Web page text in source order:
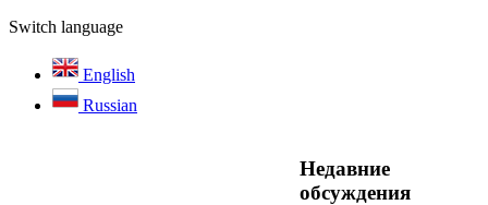
Switch language
English
Russian
Недавние
обсуждения